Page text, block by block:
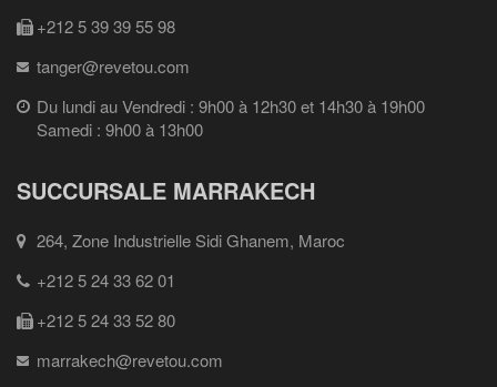
+212 5 39 39 55 98
tanger@revetou.com
Du lundi au Vendredi : 9h00 à 12h30 et 14h30 à 19h00
Samedi : 9h00 à 13h00
SUCCURSALE MARRAKECH
264, Zone Industrielle Sidi Ghanem, Maroc
+212 5 24 33 62 01
+212 5 24 33 52 80
marrakech@revetou.com